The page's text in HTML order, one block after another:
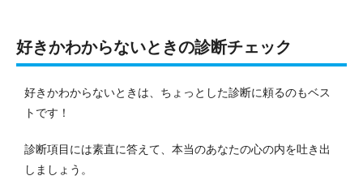
好きかわからないときの診断チェック
好きかわからないときは、ちょっとした診断に頼るのもベス
トです！
診断項目には素直に答えて、本当のあなたの心の内を吐き出
しましょう。